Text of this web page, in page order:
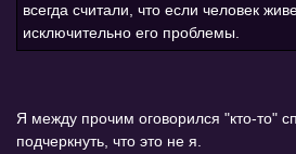
всегда считали, что если человек
исключительно его проблемы.
Я между прочим оговорился "кто-то"
подчеркнуть, что это не я.